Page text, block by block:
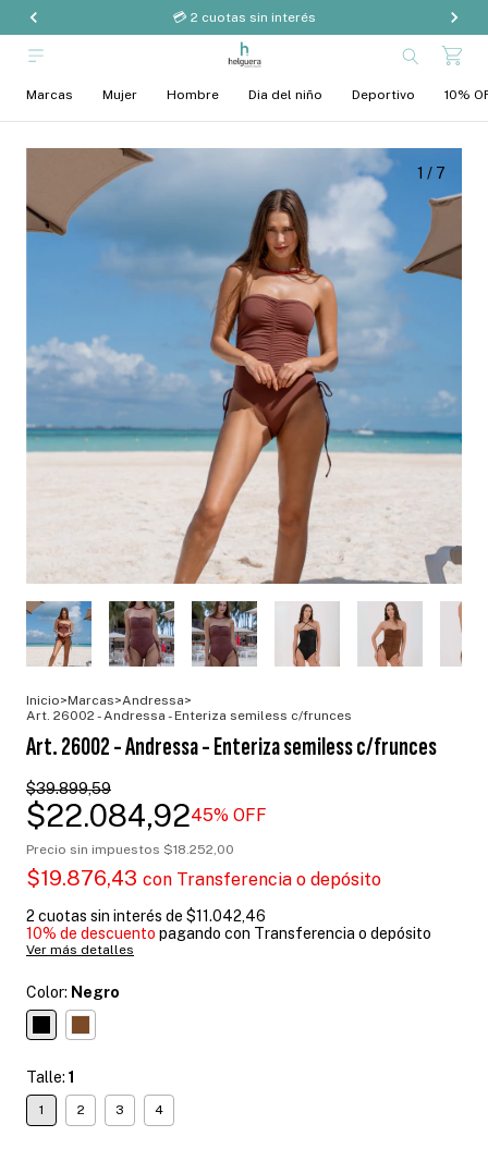
💳 2 cuotas sin interés
Marcas Mujer Hombre Dia del niño Deportivo 10%
1 / 7
Inicio>Marcas>Andressa>
Art. 26002 - Andressa - Enteriza semiless c/frunces
Art. 26002 - Andressa - Enteriza semiless c/frunces
$39.899,59
$22.084,9245% OFF
Precio sin impuestos $18.252,00
$19.876,43 con Transferencia o depósito
2 cuotas sin interés de $11.042,46
10% de descuento pagando con Transferencia o depósito
Ver más detalles
Color: Negro
Talle: 1
1 2 3 4